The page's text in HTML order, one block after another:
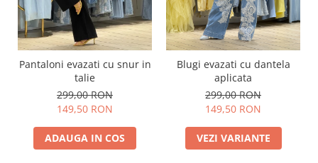
Pantaloni evazati cu snur in
talie
299,00 RON
149,50 RON
ADAUGA IN COS
Blugi evazati cu dantela
aplicata
299,00 RON
149,50 RON
VEZI VARIANTE